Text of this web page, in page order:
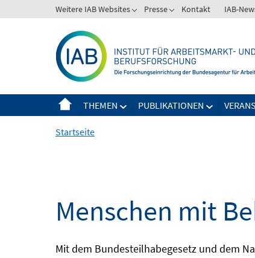
zum
Weitere IAB Websites Presse Kontakt IAB-
THEMEN PUBLIKATIONEN
Startseite
Menschen mit
Mit dem Bundesteilhabegesetz und dem